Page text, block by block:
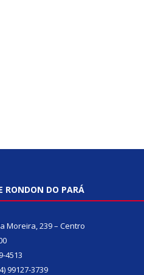
RONDON DO PARÁ
Moreira, 239 – Centro
4513
99127-3739